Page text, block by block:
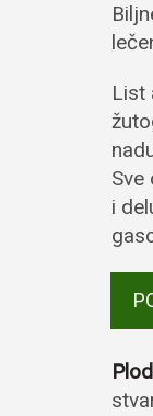
List
Sve
i